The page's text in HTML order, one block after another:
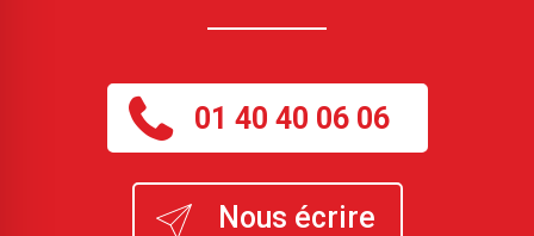
01 40 40 06 06
Nous écrire